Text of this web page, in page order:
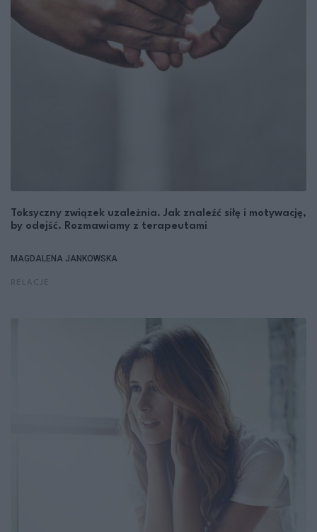
Toksyczny związek uzależnia. Jak znaleźć siłę i motywację,
by odejść. Rozmawiamy z terapeutami
MAGDALENA JANKOWSKA